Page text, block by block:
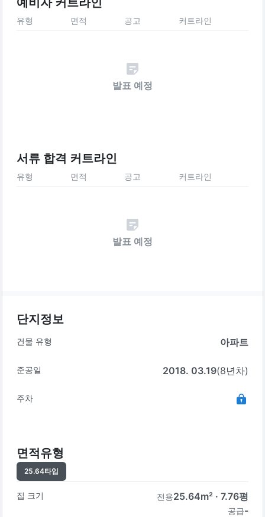
유형 면적 공고 커트라인
발표 예정
서류 합격 커트라인
유형 면적 공고 커트라인
발표 예정
단지정보
건물 유형 아파트
준공일 2018. 03.19(8년차)
주차
면적유형
25.64타입
집 크기 전용25.64m² · 7.76평
공급-